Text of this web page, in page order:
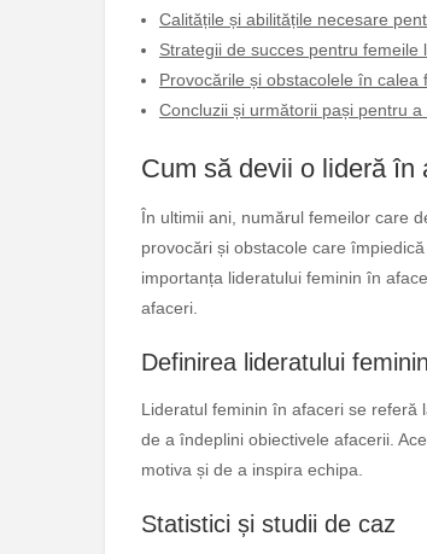
Calitățile și abilitățile necesare
Strategii de succes pentru femeile
Provocările și obstacolele în
Concluzii și următorii pași pentru
Cum să devii o lideră în
În ultimii ani, numărul femeilor care
provocări și obstacole care
importanța lideratului feminin în
afaceri.
Definirea lideratului
Lideratul feminin în afaceri se referă
de a îndeplini obiectivele afacerii.
motiva și de a inspira echipa.
Statistici și studii de caz